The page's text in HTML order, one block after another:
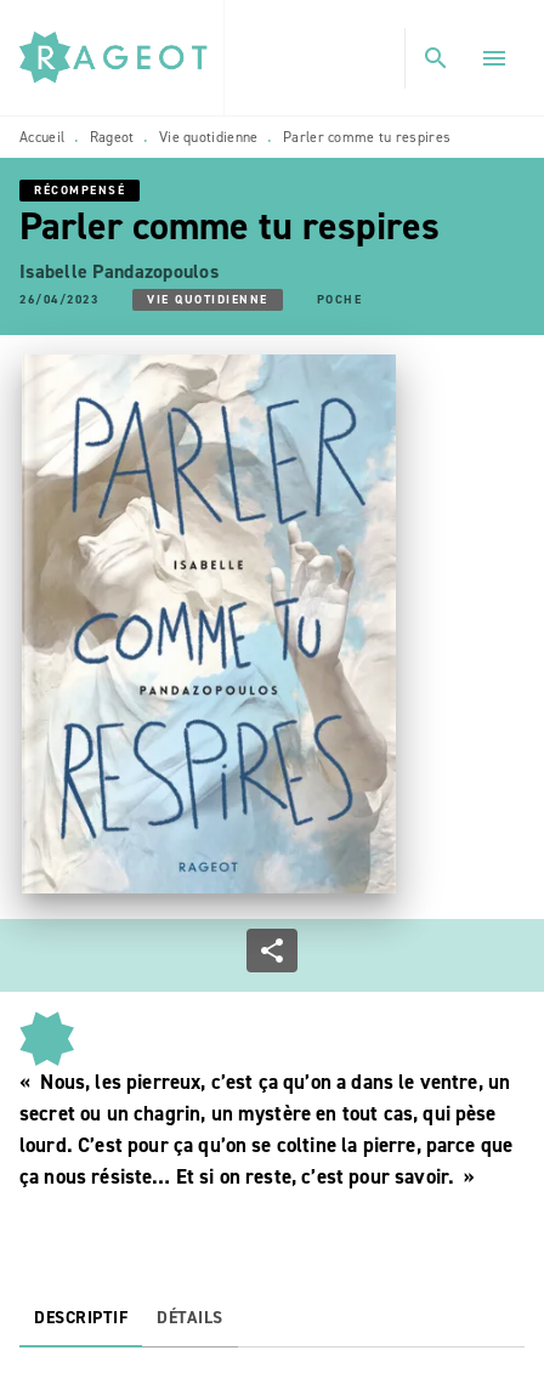
MENU RECHERCHE
PIED DE PAGE
search menu
Accueil • Rageot • Vie quotidienne • Parler comme tu respires
RÉCOMPENSÉ
Parler comme tu respires
Isabelle Pandazopoulos
26/04/2023 VIE QUOTIDIENNE POCHE
« Nous, les pierreux, c’est ça qu’on a dans le ventre, un
secret ou un chagrin, un mystère en tout cas, qui pèse
lourd. C’est pour ça qu’on se coltine la pierre, parce que
ça nous résiste… Et si on reste, c’est pour savoir. »
DESCRIPTIF DÉTAILS